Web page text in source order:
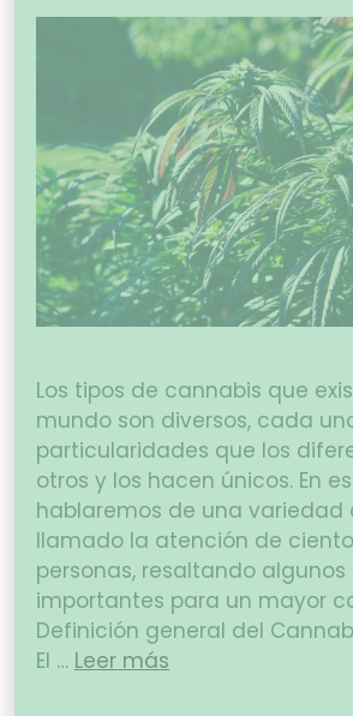
Los tipos de cannabis que
mundo son diversos, cada
particularidades que los
otros y los hacen únicos. En
hablaremos de una variedad
llamado la atención de
personas, resaltando
importantes para un mayor
Definición general del
El … Leer más